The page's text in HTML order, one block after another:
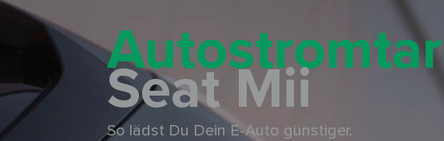
Seat Mii
So lädst Du Dein E-Auto günstiger.